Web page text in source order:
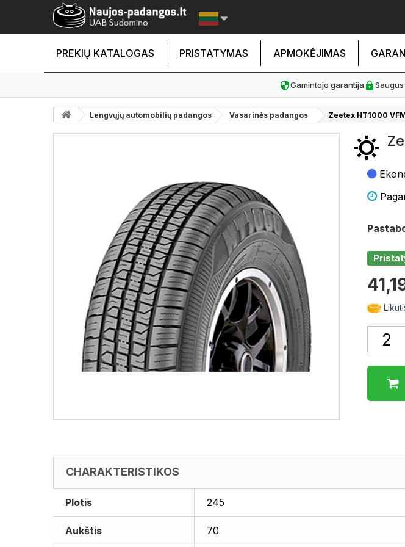
PREKIŲ KATALOGAS PRISTATYMAS APMOKĖJIMAS
Gamintojo garantija
Lengvųjų automobilių padangos Vasarinės padangos Zeetex HT1000
CHARAKTERISTIKOS
Plotis 245
Aukštis 70